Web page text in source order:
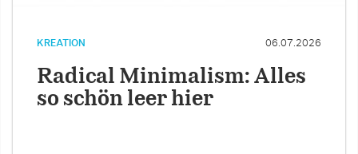
KREATION 06.07.2026
Radical Minimalism: Alles
so schön leer hier